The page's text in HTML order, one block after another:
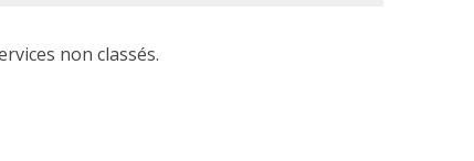
non classés.